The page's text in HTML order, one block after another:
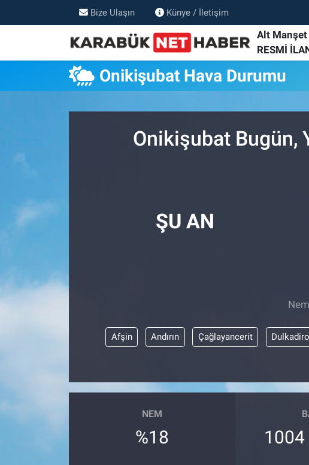
Bize Ulaşın Künye / İletişim
Alt Manşet
RESMİ
Onikişubat Hava Durumu
Onikişubat Bugün,
ŞU AN
Afşin Andırın Çağlayancerit
NEM
%18 1004